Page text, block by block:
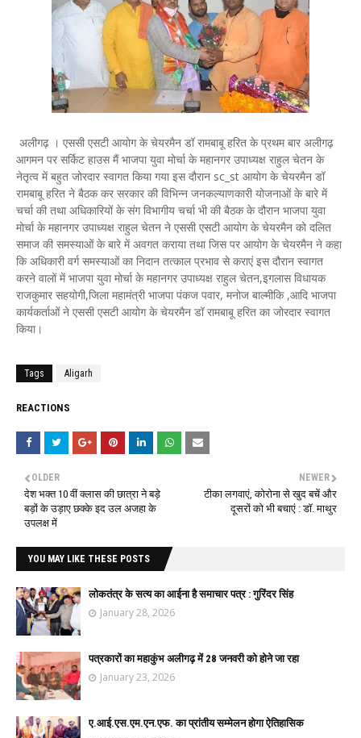
अलीगढ़ । एससी एसटी आयोग के चेयरमैन डॉ रामबाबू हरित के प्रथम बार अलीगढ़
आगमन पर सर्किट हाउस मैं भाजपा युवा मोर्चा के महानगर उपाध्यक्ष राहुल चेतन के
नेतृत्व में बहुत जोरदार स्वागत किया गया इस दौरान sc_st आयोग के चेयरमैन डॉ
रामबाबू हरित ने बैठक कर सरकार की विभिन्न जनकल्याणकारी योजनाओं के बारे में
चर्चा की तथा अधिकारियों के संग विभागीय चर्चा भी की बैठक के दौरान भाजपा युवा
मोर्चा के महानगर उपाध्यक्ष राहुल चेतन ने एससी एसटी आयोग के चेयरमैन को दलित
समाज की समस्याओं के बारे में अवगत कराया तथा जिस पर आयोग के चेयरमैन ने कहा
कि अधिकारी वर्ग समस्याओं का निदान तत्काल प्रभाव से कराएं इस दौरान स्वागत
करने वालों में भाजपा युवा मोर्चा के महानगर उपाध्यक्ष राहुल चेतन,इगलास विधायक
राजकुमार सहयोगी,जिला महामंत्री भाजपा पंकज पवार, मनोज बाल्मीकि ,आदि भाजपा
कार्यकर्ताओं ने एससी एसटी आयोग के चेयरमैन डॉ रामबाबू हरित का जोरदार स्वागत
किया।
Tags Aligarh
REACTIONS
NEWER
टीका लगवाएं, कोरोना से खुद बचें और
दूसरों को भी बचाएं : डॉ. माथुर
OLDER
देश भक्त 10 वीं क्लास की छात्रा ने बड़े
बड़ों के उड़ाए छक्के इद उल अजहा के
उपलक्ष में
YOU MAY LIKE THESE POSTS
लोकतंत्र के सत्य का आईना है समाचार पत्र : गुरिंदर सिंह
January 28, 2026
पत्रकारों का महाकुंभ अलीगढ़ में 28 जनवरी को होने जा रहा
January 23, 2026
ए.आई.एस.एम.एन.एफ. का प्रांतीय सम्मेलन होगा ऐतिहासिक